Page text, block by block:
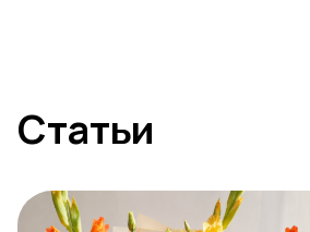
Статьи